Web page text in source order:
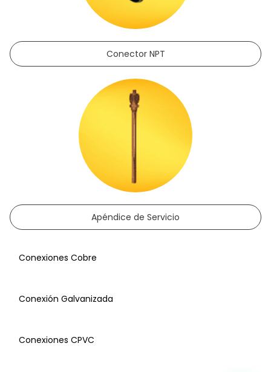
Conector NPT
Apéndice de Servicio
Conexiones Cobre
Conexión Galvanizada
Conexiones CPVC